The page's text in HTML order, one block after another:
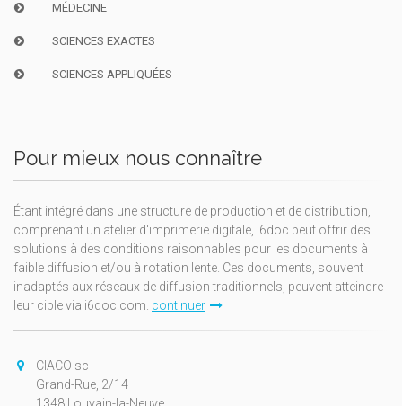
MÉDECINE
SCIENCES EXACTES
SCIENCES APPLIQUÉES
Pour mieux nous connaître
Étant intégré dans une structure de production et de distribution,
comprenant un atelier d'imprimerie digitale, i6doc peut offrir des
solutions à des conditions raisonnables pour les documents à
faible diffusion et/ou à rotation lente. Ces documents, souvent
inadaptés aux réseaux de diffusion traditionnels, peuvent atteindre
leur cible via i6doc.com. continuer
CIACO sc
Grand-Rue, 2/14